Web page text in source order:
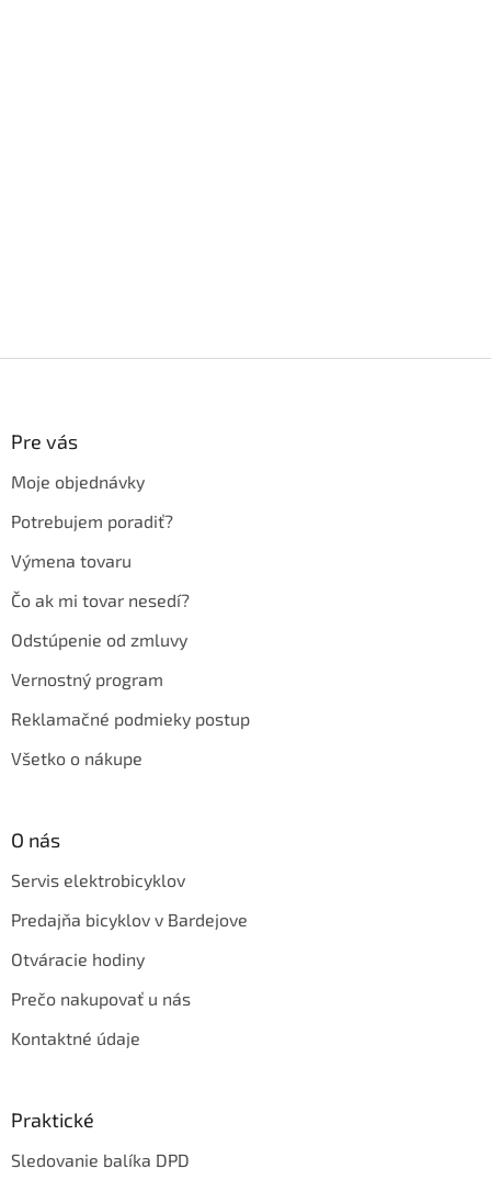
Pre vás
Moje objednávky
Potrebujem poradiť?
Výmena tovaru
Čo ak mi tovar nesedí?
Odstúpenie od zmluvy
Vernostný program
Reklamačné podmieky postup
Všetko o nákupe
O nás
Servis elektrobicyklov
Predajňa bicyklov v Bardejove
Otváracie hodiny
Prečo nakupovať u nás
Kontaktné údaje
Praktické
Sledovanie balíka DPD